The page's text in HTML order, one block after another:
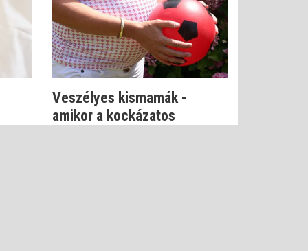
Veszélyes kismamák -
amikor a kockázatos